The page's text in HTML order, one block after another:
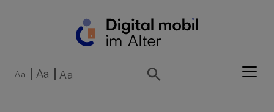
Direkt zur Hauptnavigation springen
Direkt zum Inhalt springen
Aa Aa Aa